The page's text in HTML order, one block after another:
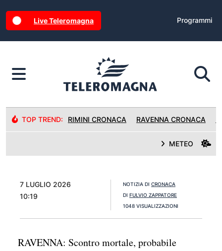
Live Teleromagna Programmi
TOP TREND: RIMINI CRONACA RAVENNA CRONACA
METEO
7 LUGLIO 2026
10:19
NOTIZIA DI CRONACA
DI FULVIO ZAPPATORE
1048 VISUALIZZAZIONI
RAVENNA: Scontro mortale, probabile